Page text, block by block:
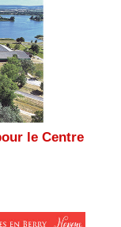
le Centre